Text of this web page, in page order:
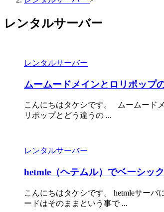
レンタルサーバー
レンタルサーバー
ムームードメインとロリポップ
こんにちはタケシです。 ムームード
リポップとどう違うの ...
レンタルサーバー
hetmle（ヘテムル）でベーシッ
こんにちはタケシです。 hetmleサー
ードはそのままという事で ...